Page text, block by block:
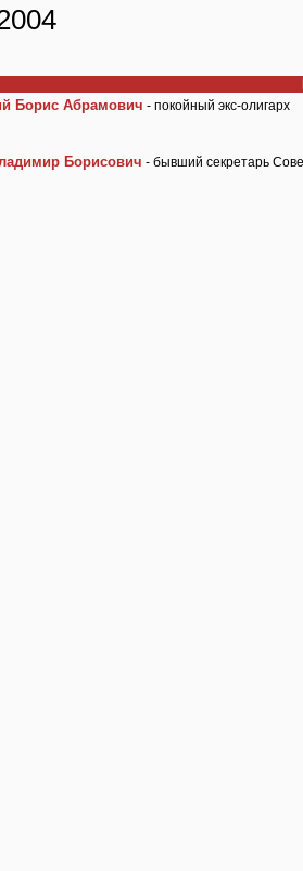
Борис Абрамович - покойный экс-олигарх
Борисович - бывший секретарь